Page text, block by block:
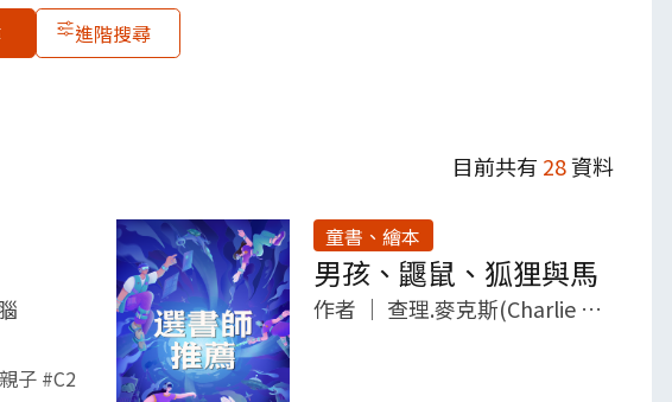
三面九項指標主題」分類如下，歡迎善用標籤代號參考~
解決問題；A3、規劃執行與創新應變
媒體素養；B3、藝術涵養與美感素養
隊合作；C3、多元文化與國際理解
你認為超好看的書，還能獲得
閱幣10點及每月抽獎，一起
進階搜尋
目前共有 28資料
子 #C2
童書、繪本
男孩、鼴鼠、狐狸與馬
作者 ｜ 查理.麥克斯(Charlie Mackesy)作 , 韓絜光譯